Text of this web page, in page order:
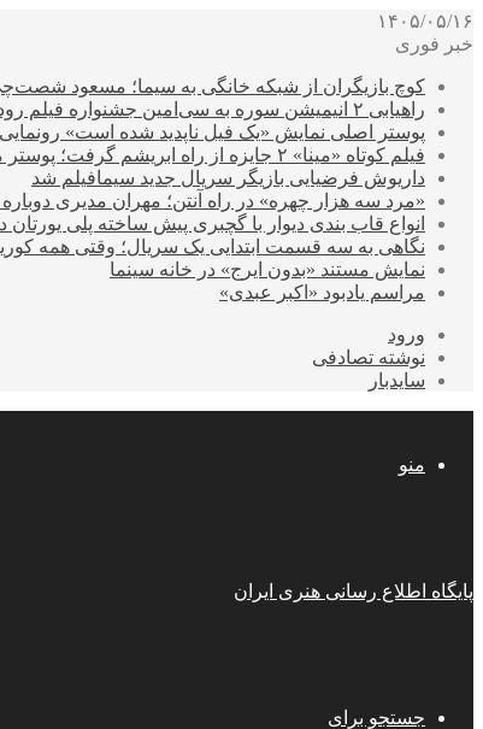
۱۴۰۵/۰۵/۱۶
خبر فوری
کوچ بازیگران از شبکه خانگی به سیما؛ مسعود
راهیابی ۲ انیمیشن سوره به سی‌امین جشنواره فیلم رود آیلند
پوستر اصلی نمایش «یک فیل ناپدید شده است»
فیلم کوتاه «مینا» ۲ جایزه از راه ابریشم گرفت؛ پوستر منتشر شد
داریوش فرضیایی بازیگر سریال جدید سیمافیلم شد
«مرد سه هزار چهره» در راه آنتن؛ مهران مدیری
انواع قاب بندی دیوار با گچبری پیش ساخته پلی
نگاهی به سه قسمت ابتدایی یک سریال؛ وقتی همه
نمایش مستند «بدون ایرج» در خانه سینما
مراسم یادبود «اکبر عبدی»
ورود
نوشته تصادفی
سایدبار
منو
پایگاه اطلاع رسانی هنری ایران
جستجو برای